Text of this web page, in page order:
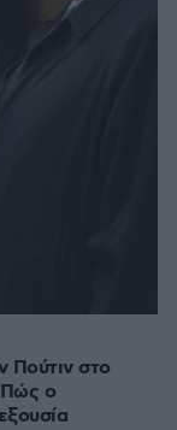
Πούτιν στο
Πώς ο